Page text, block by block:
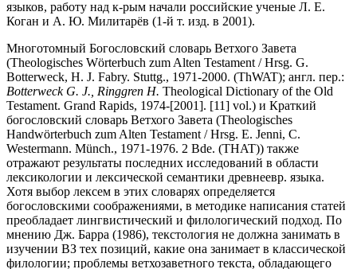
языков, работу над к-рым начали российские ученые Л. Е.
Коган и А. Ю. Милитарёв (1-й т. изд. в 2001).
Многотомный Богословский словарь Ветхого Завета
(Theologisches Wörterbuch zum Alten Testament / Hrsg. G.
Botterweck, H. J. Fabry. Stuttg., 1971-2000. (ThWAT); англ. пер.:
Botterweck G. J., Ringgren H. Theological Dictionary of the Old
Testament. Grand Rapids, 1974-[2001]. [11] vol.) и Краткий
богословский словарь Ветхого Завета (Theologisches
Handwörterbuch zum Alten Testament / Hrsg. E. Jenni, C.
Westermann. Münch., 1971-1976. 2 Bde. (THAT)) также
отражают результаты последних исследований в области
лексикологии и лексической семантики древнеевр. языка.
Хотя выбор лексем в этих словарях определяется
богословскими соображениями, в методике написания статей
преобладает лингвистический и филологический подход. По
мнению Дж. Барра (1986), текстология не должна занимать в
изучении ВЗ тех позиций, какие она занимает в классической
филологии; проблемы ветхозаветного текста, обладающего